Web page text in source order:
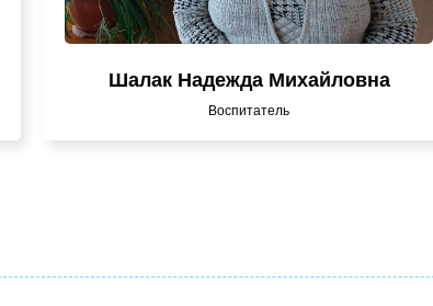
Шалак Надежда Михайловна
Воспитатель